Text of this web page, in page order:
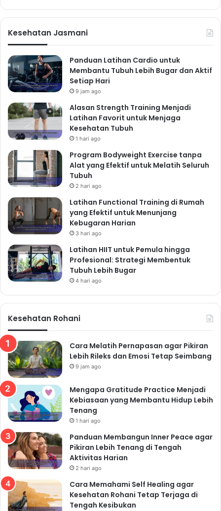
Kesehatan Jasmani
Panduan Latihan Cardio untuk
Membantu Tubuh Lebih Bugar dan Aktif
Setiap Hari
9 jam ago
Alasan Strength Training Menjadi
Latihan Favorit untuk Menjaga
Kesehatan Tubuh
1 hari ago
Program Bodyweight Exercise tanpa
Alat yang Efektif untuk Melatih Seluruh
Tubuh
2 hari ago
Latihan Functional Training di Rumah
yang Efektif untuk Menunjang
Kebugaran Harian
3 hari ago
Latihan HIIT untuk Pemula hingga
Profesional: Strategi Membentuk
Tubuh Lebih Bugar
4 hari ago
Kesehatan Rohani
Cara Melatih Pernapasan agar Pikiran
Lebih Rileks dan Emosi Tetap Seimbang
9 jam ago
Mengapa Gratitude Practice Menjadi
Kebiasaan yang Membantu Hidup Lebih
Tenang
1 hari ago
Panduan Membangun Inner Peace agar
Pikiran Lebih Tenang di Tengah
Aktivitas Harian
2 hari ago
Cara Memahami Self Healing agar
Kesehatan Rohani Tetap Terjaga di
Tengah Kesibukan